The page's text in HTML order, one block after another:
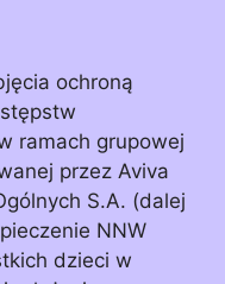
ochroną
ramach grupowej
przez Aviva
S.A. (dalej
NNW
dzieci w